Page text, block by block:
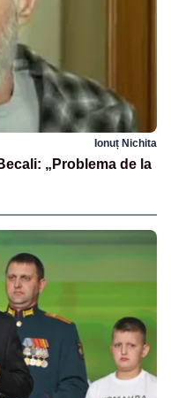
Ionuț Nichita
„Problema de la